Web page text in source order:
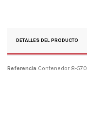
DETALLES DEL PRODUCTO
Referencia Contenedor 8-570